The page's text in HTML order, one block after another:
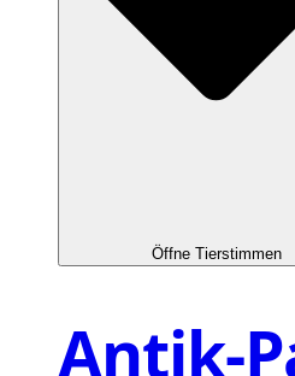
Öffne Tierstimmen
Antik-